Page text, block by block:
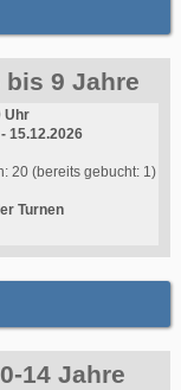
bis 9 Jahre
Uhr
15.12.2026
20 (bereits gebucht: 1)
Turnen
14 Jahre